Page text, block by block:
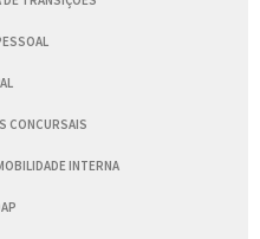
CONCURSAIS
INTERNA